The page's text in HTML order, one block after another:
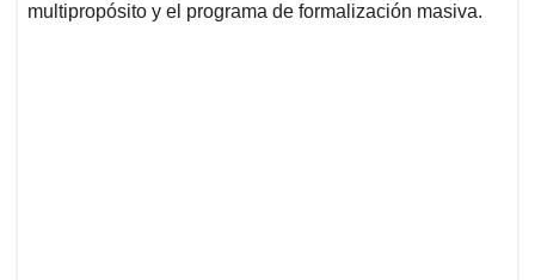
multipropósito y el programa de formalización masiva.